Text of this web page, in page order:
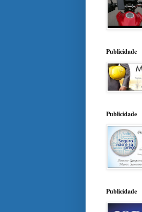
Publicidade
Publicidade
Publicidade